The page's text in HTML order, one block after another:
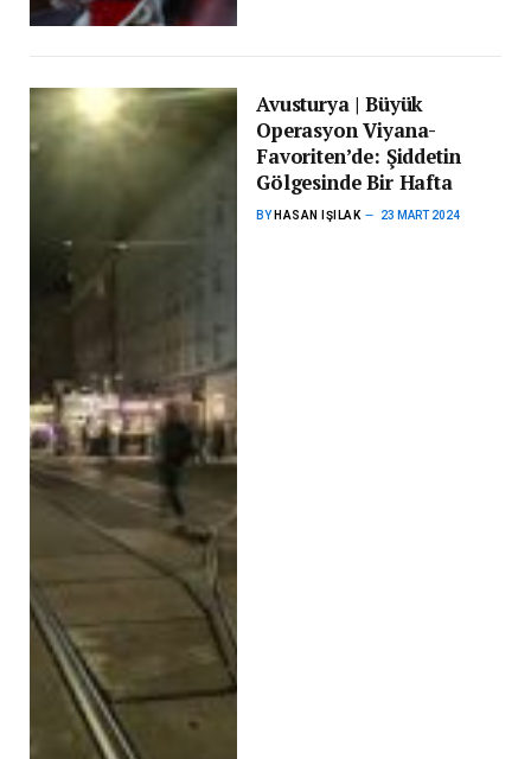
Avusturya | Büyük
Operasyon Viyana-
Favoriten’de: Şiddetin
Gölgesinde Bir Hafta
BY HASAN IŞILAK 23 MART 2024